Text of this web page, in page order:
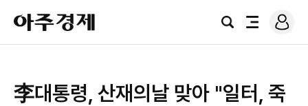
아
주
경
검
전
로
그
李대통령, 산재의날 맞아 "일터, 죽